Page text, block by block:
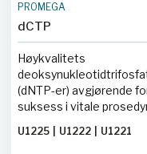
PROMEGA
dCTP
Høykvalitets
(dNTP-er) avgjørende
suksess i vitale
U1225 U1222 U1221